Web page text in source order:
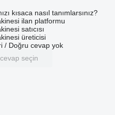
kısaca nasıl tanımlarsınız?
ilan platformu
satıcısı
üreticisi
/ Doğru cevap yok
seçin